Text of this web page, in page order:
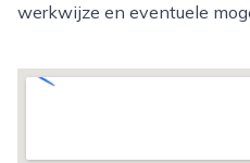
werkwijze en eventuele